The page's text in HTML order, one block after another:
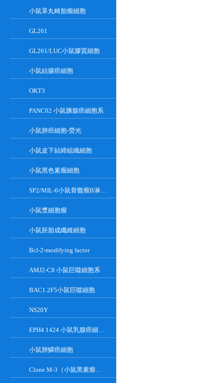
小鼠睪丸畸胎瘤細胞
GL261
GL261/LUC小鼠膠質細胞
小鼠結腸癌細胞
OKT3
PANC02 小鼠胰腺癌細胞系
小鼠肺癌細胞-熒光
小鼠皮下結締組織細胞
小鼠黑色素瘤細胞
SP2/MIL-6小鼠骨髓瘤B淋巴懸浮細胞系
小鼠漿細胞瘤
小鼠胚胎成纖維細胞
Bcl-2-modifying factor
AMJ2-C8 小鼠巨噬細胞系
BAC1.2F5小鼠巨噬細胞
NS20Y
EPH4 1424 小鼠乳腺癌細胞系
小鼠肺鱗癌細胞
Clone M-3（小鼠黑素瘤細胞）